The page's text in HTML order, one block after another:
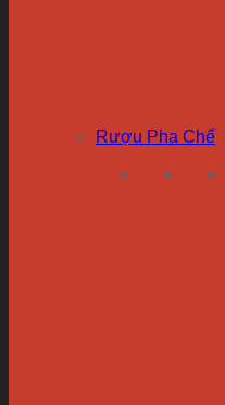
Rượu Pha Chế